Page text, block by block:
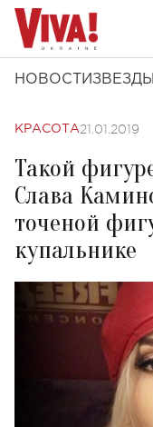
НОВОСТИ ЗВЕЗДЫ
КРАСОТА21.01.2019
Такой
Слава
точеной
купальнике